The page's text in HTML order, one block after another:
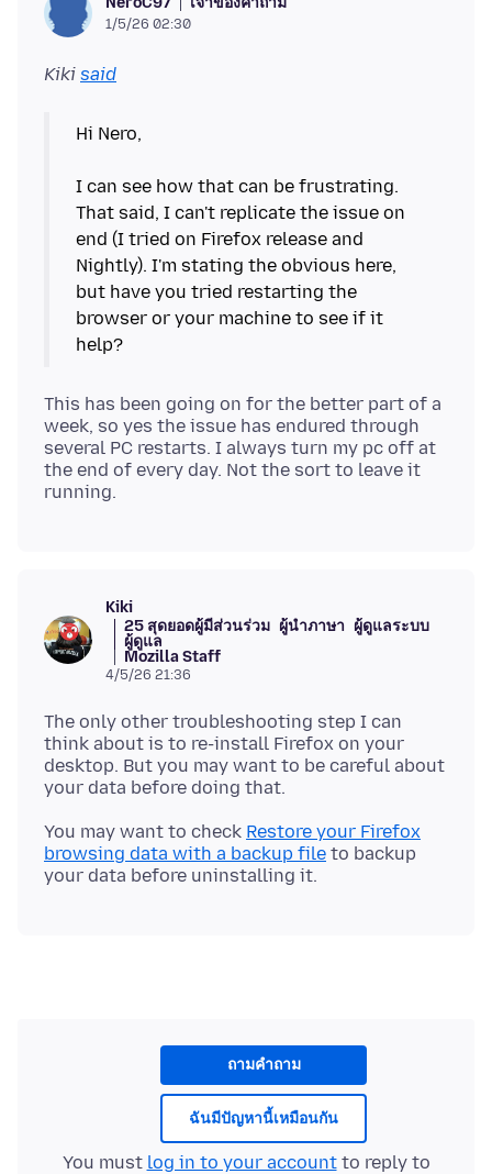
1/5/26 02:30
Kiki said
Hi Nero,
I can see how that can be frustrating.
That said, I can't replicate the issue on
end (I tried on Firefox release and
Nightly). I'm stating the obvious here,
but have you tried restarting the
browser or your machine to see if it
This has been going on for the better part of a
week, so yes the issue has endured through
several PC restarts. I always turn my pc off at
the end of every day. Not the sort to leave it
Kiki
25 สุดยอดผู้มีส่วนร่วม ผู้นำภาษา ผู้ดูแลระบบ
ผู้ดูแล
Mozilla Staff
4/5/26 21:36
The only other troubleshooting step I can
think about is to re-install Firefox on your
desktop. But you may want to be careful about
You may want to check Restore your Firefox
browsing data with a backup file to backup
ถามคำถาม
ฉันมีปัญหานี้เหมือนกัน
You must log in to your accountto reply to